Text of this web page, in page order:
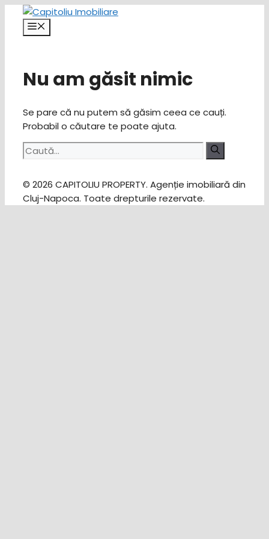
conținut
Nu am găsit nimic
Se pare că nu putem să găsim ceea ce cauți.
Probabil o căutare te poate ajuta.
Caută
după:
© 2026 CAPITOLIU PROPERTY. Agenție imobiliară din
Cluj-Napoca. Toate drepturile rezervate.